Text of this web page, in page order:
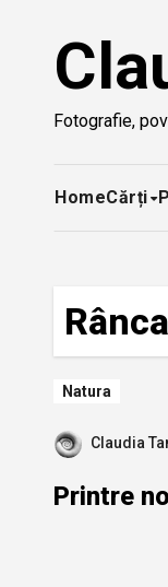
Fotografie,
HomeCărți
Rânca
Natura
Claudia
Printre